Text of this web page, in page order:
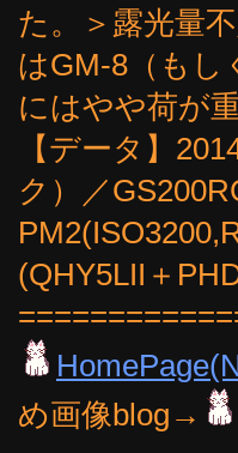
た。＞露光量
はGM-8（もし
にはやや荷が
【データ】
ク）／
(QHY5LII＋
め画像blog→